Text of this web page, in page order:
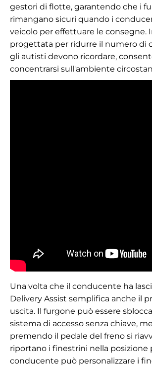
gestori di flotte, garantendo che i
rimangano sicuri quando i
veicolo per effettuare le consegne.
progettata per ridurre il numero di
gli autisti devono ricordare,
concentrarsi sull'ambiente
Una volta che il conducente ha
Delivery Assist semplifica anche il
uscita. Il furgone può essere
sistema di accesso senza chiave,
premendo il pedale del freno si
riportano i finestrini nella posizione
conducente può personalizzare i